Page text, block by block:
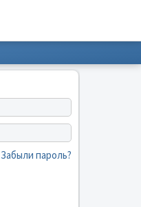
Забыли пароль?